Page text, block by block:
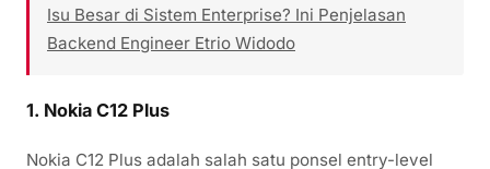
Isu Besar di Sistem Enterprise? Ini Penjelasan
Backend Engineer Etrio Widodo
1. Nokia C12 Plus
Nokia C12 Plus adalah salah satu ponsel entry-level